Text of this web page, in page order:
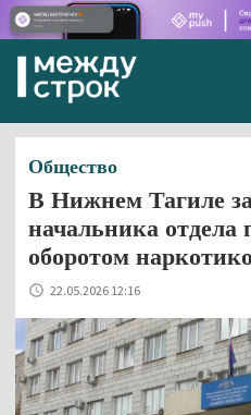
Общество
В Нижнем Тагиле
начальника отдела
оборотом
22.05.2026 12:16